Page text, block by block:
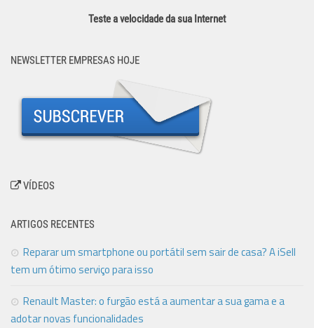
Teste a velocidade da sua Internet
NEWSLETTER EMPRESAS HOJE
VÍDEOS
ARTIGOS RECENTES
Reparar um smartphone ou portátil sem sair de casa? A iSell
tem um ótimo serviço para isso
Renault Master: o furgão está a aumentar a sua gama e a
adotar novas funcionalidades